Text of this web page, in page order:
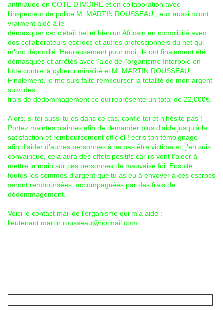
antifraude en COTE D'IVOIRE et en collaboration avec
l'inspecteur de police M. MARTIN ROUSSEAU ; eux aussi m'ont
vraiment aidé à le
démasquer car c'était bel et bien un Africain en complicité avec
des collaborateurs escrocs et autres professionnels du net qui
m'ont dépouillé. Heureusement pour moi, ils ont finalement été
démasqués et arrêtés avec l'aide de l'organisme Interpole en
lutte contre la cybercriminalité et M. MARTIN ROUSSEAU.
Finalement, je me suis faite rembourser la totalité de mon argent
suivi des
frais de dédommagement ce qui représente un total de 22,000€.
Alors, si toi aussi tu es dans ce cas, confie toi et n'hésite pas !
Portez maintes plaintes afin de demander plus d'aide jusqu'à la
satisfaction et remboursement officiel ! écris ton témoignage
afin d'aider d'autres personnes à ne pas être victime et, j'en suis
convaincue, cela aura des effets positifs car ils vont t'aider à
mettre la main sur ces personnes de mauvaise foi. Ensuite,
toutes les sommes d'argent que tu as eu à envoyer à ces escrocs
seront remboursées, accompagnées par des frais de
dédommagement.
Voici le contact mail de l'organisme qui m'a aidé :
lieutenant.martin.rousseau@hotmail.com